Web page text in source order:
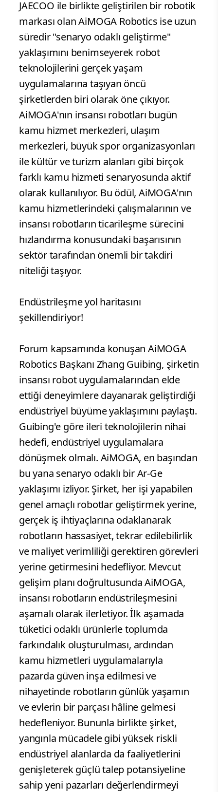
JAECOO ile birlikte geliştirilen bir robotik
markası olan AiMOGA Robotics ise uzun
süredir "senaryo odaklı geliştirme"
yaklaşımını benimseyerek robot
teknolojilerini gerçek yaşam
uygulamalarına taşıyan öncü
şirketlerden biri olarak öne çıkıyor.
AiMOGA'nın insansı robotları bugün
kamu hizmet merkezleri, ulaşım
merkezleri, büyük spor organizasyonları
ile kültür ve turizm alanları gibi birçok
farklı kamu hizmeti senaryosunda aktif
olarak kullanılıyor. Bu ödül, AiMOGA'nın
kamu hizmetlerindeki çalışmalarının ve
insansı robotların ticarileşme sürecini
hızlandırma konusundaki başarısının
sektör tarafından önemli bir takdiri
niteliği taşıyor.
Endüstrileşme yol haritasını
şekillendiriyor!
Forum kapsamında konuşan AiMOGA
Robotics Başkanı Zhang Guibing, şirketin
insansı robot uygulamalarından elde
ettiği deneyimlere dayanarak geliştirdiği
endüstriyel büyüme yaklaşımını paylaştı.
Guibing'e göre ileri teknolojilerin nihai
hedefi, endüstriyel uygulamalara
dönüşmek olmalı. AiMOGA, en başından
bu yana senaryo odaklı bir Ar-Ge
yaklaşımı izliyor. Şirket, her işi yapabilen
genel amaçlı robotlar geliştirmek yerine,
gerçek iş ihtiyaçlarına odaklanarak
robotların hassasiyet, tekrar edilebilirlik
ve maliyet verimliliği gerektiren görevleri
yerine getirmesini hedefliyor. Mevcut
gelişim planı doğrultusunda AiMOGA,
insansı robotların endüstrileşmesini
aşamalı olarak ilerletiyor. İlk aşamada
tüketici odaklı ürünlerle toplumda
farkındalık oluşturulması, ardından
kamu hizmetleri uygulamalarıyla
pazarda güven inşa edilmesi ve
nihayetinde robotların günlük yaşamın
ve evlerin bir parçası hâline gelmesi
hedefleniyor. Bununla birlikte şirket,
yangınla mücadele gibi yüksek riskli
endüstriyel alanlarda da faaliyetlerini
genişleterek güçlü talep potansiyeline
sahip yeni pazarları değerlendirmeyi